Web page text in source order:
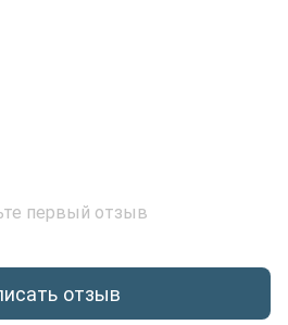
первый отзыв
отзыв